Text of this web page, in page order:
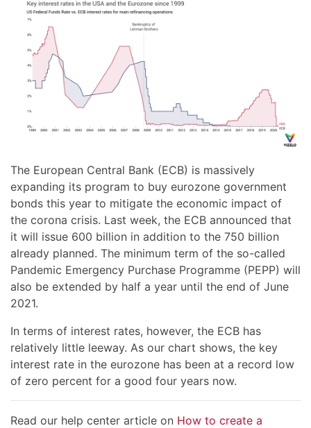
The European Central Bank (ECB) is massively
expanding its program to buy eurozone government
bonds this year to mitigate the economic impact of
the corona crisis. Last week, the ECB announced that
it will issue 600 billion in addition to the 750 billion
already planned. The minimum term of the so-called
Pandemic Emergency Purchase Programme (PEPP) will
also be extended by half a year until the end of June
2021.
In terms of interest rates, however, the ECB has
relatively little leeway. As our chart shows, the key
interest rate in the eurozone has been at a record low
of zero percent for a good four years now.
Read our help center article on How to create a